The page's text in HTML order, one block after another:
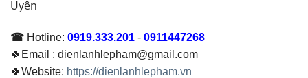
Uyên
☎ Hotline: 0919.333.201 - 0911447268
🍀Email : dienlanhlepham@gmail.com
🍀Website: https://dienlanhlepham.vn